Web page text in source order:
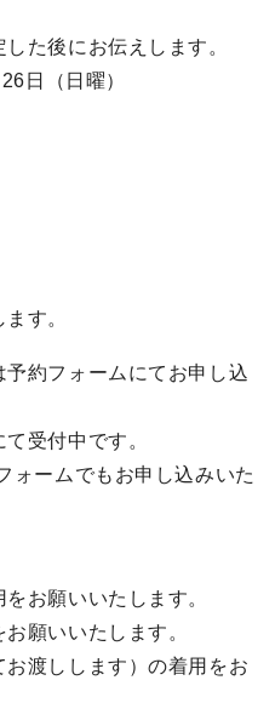
た後にお伝えします。
日（日曜）
す。
約フォームにてお申し込
て受付中です。
ォームでもお申し込みいた
お願いいたします。
願いいたします。
お渡しします）の着用をお